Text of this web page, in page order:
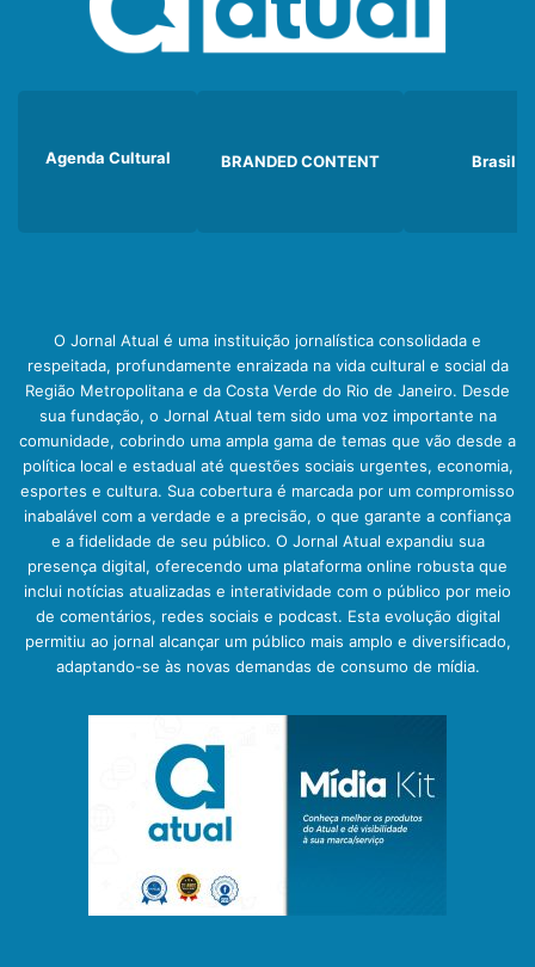
Agenda Cultural BRANDED CONTENT Brasil
O Jornal Atual é uma instituição jornalística consolidada e
respeitada, profundamente enraizada na vida cultural e social da
Região Metropolitana e da Costa Verde do Rio de Janeiro. Desde
sua fundação, o Jornal Atual tem sido uma voz importante na
comunidade, cobrindo uma ampla gama de temas que vão desde a
política local e estadual até questões sociais urgentes, economia,
esportes e cultura. Sua cobertura é marcada por um compromisso
inabalável com a verdade e a precisão, o que garante a confiança
e a fidelidade de seu público. O Jornal Atual expandiu sua
presença digital, oferecendo uma plataforma online robusta que
inclui notícias atualizadas e interatividade com o público por meio
de comentários, redes sociais e podcast. Esta evolução digital
permitiu ao jornal alcançar um público mais amplo e diversificado,
adaptando-se às novas demandas de consumo de mídia.